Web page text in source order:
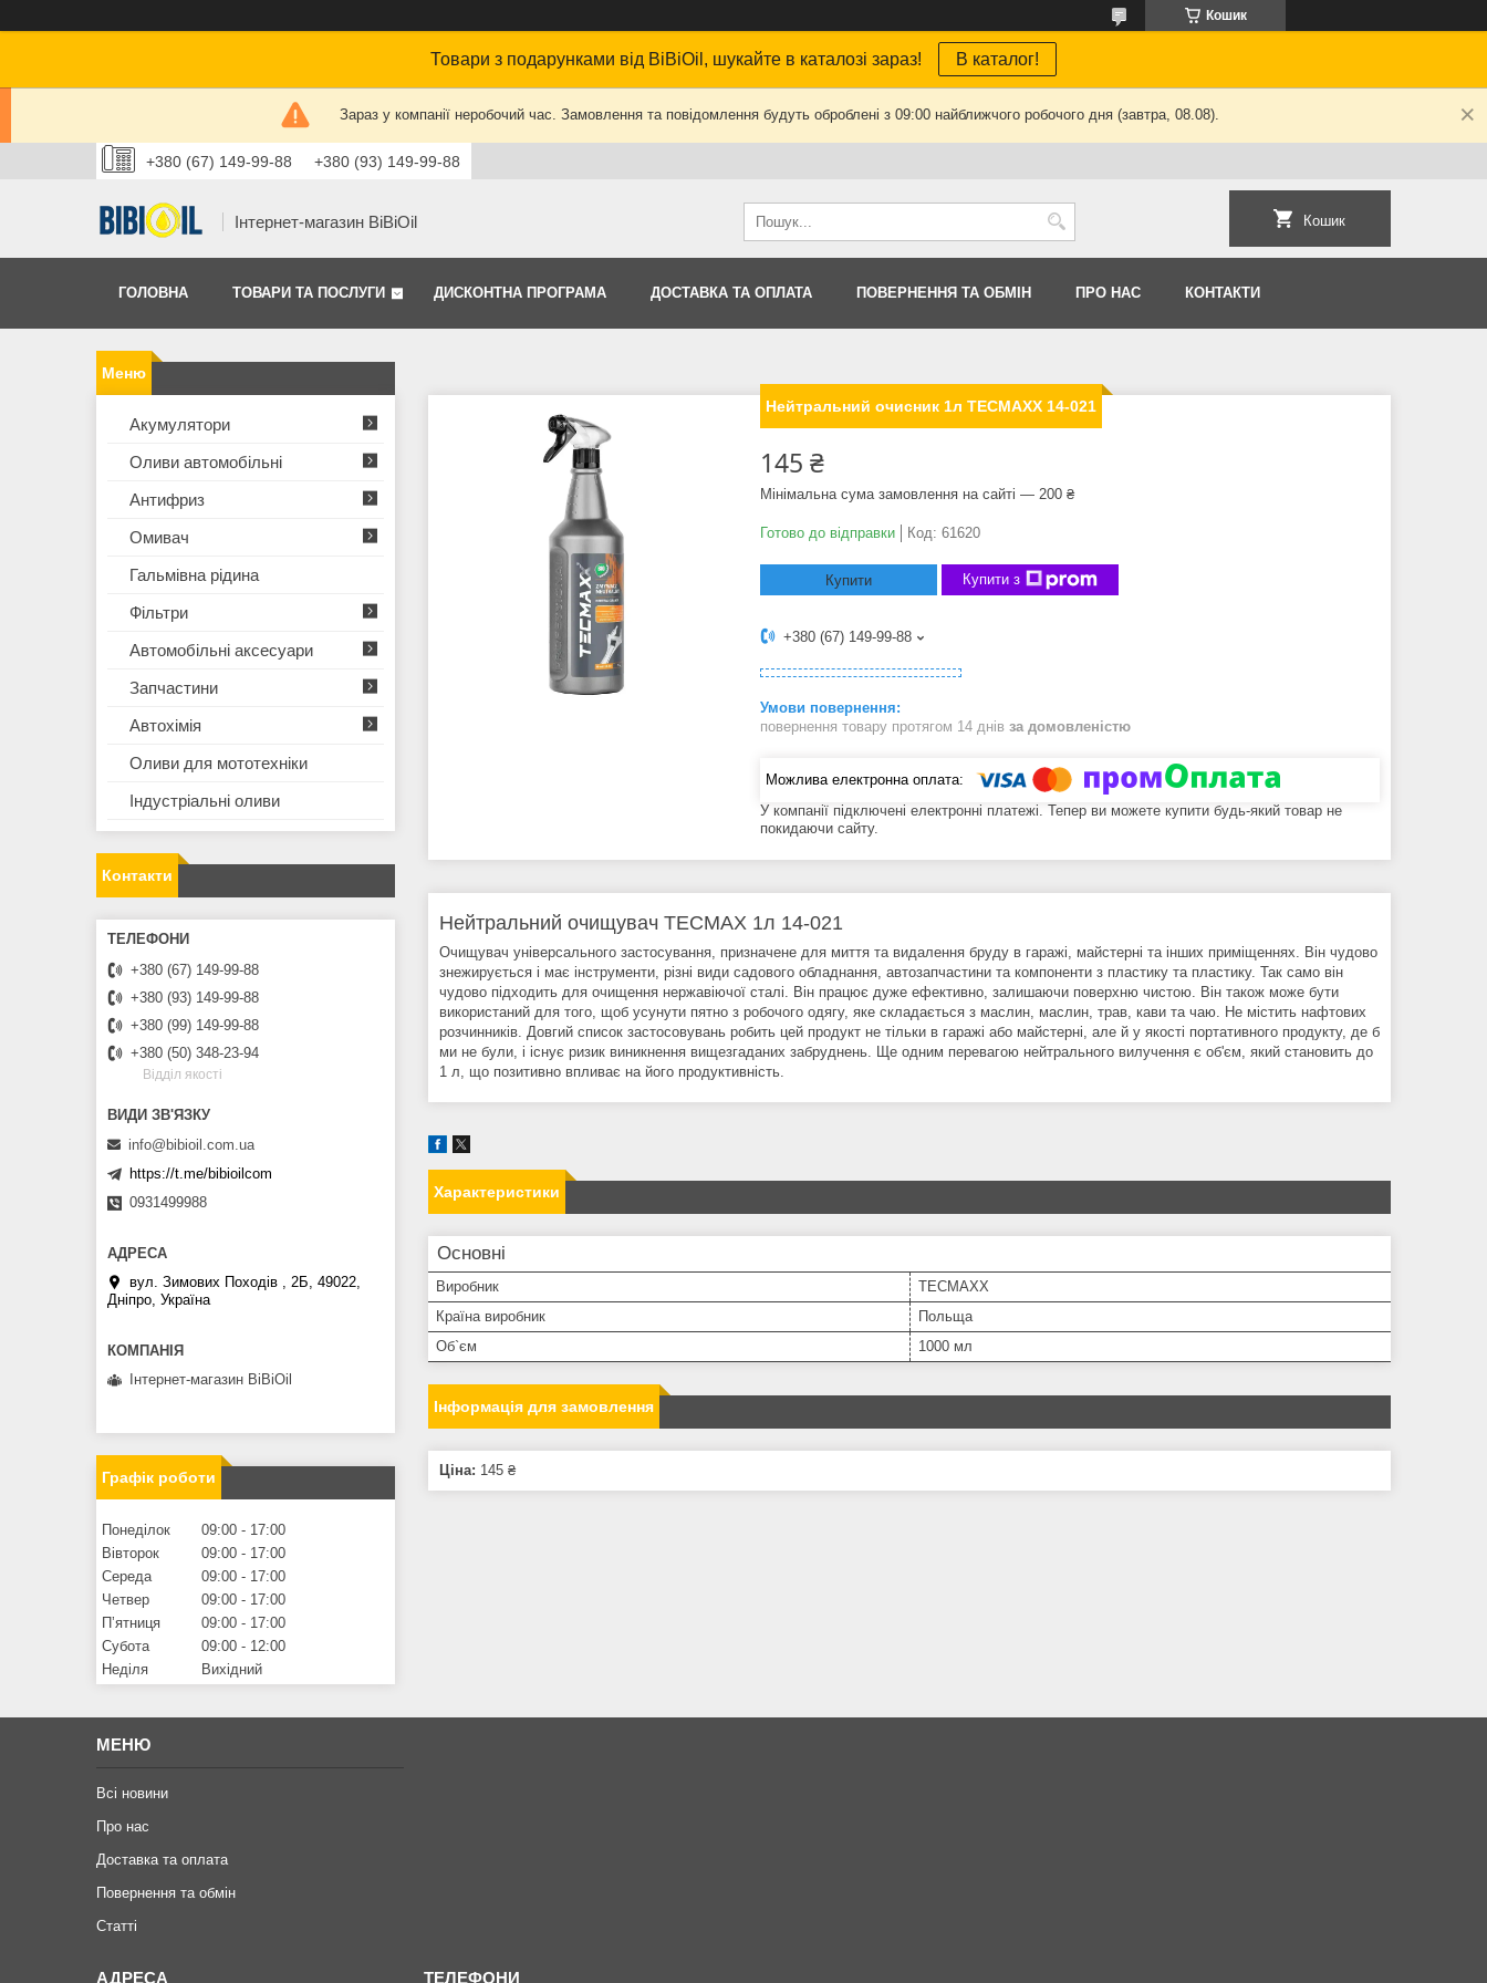
Кошик
Товари з подарунками від BiBiOil, шукайте в каталозі зараз! В каталог!
Зараз у компанії неробочий час. Замовлення та повідомлення будуть оброблені з 09:00 найближчого робочого дня (завтра, 08.08).
+380 (67) 149-99-88 +380 (93) 149-99-88
Інтернет-магазин BiBiOil Кошик
ГОЛОВНА ТОВАРИ ТА ПОСЛУГИ ДИСКОНТНА ПРОГРАМА ДОСТАВКА ТА ОПЛАТА ПОВЕРНЕННЯ ТА ОБМIН ПРО НАС КОНТАКТИ
Нейтральний очисник 1л TECMAXX 14-021
145 ₴
Мінімальна сума замовлення на сайті — 200 ₴
Готово до відправки Код: 61620
Купити Купити з
+380 (67) 149-99-88
повернення товару протягом 14 днів за домовленістю
У компанії підключені електронні платежі. Тепер ви можете купити будь-який товар не
покидаючи сайту.
Нейтральний очищувач TECMAX 1л 14-021
Очищувач універсального застосування, призначене для миття та видалення бруду в гаражі, майстерні та інших приміщеннях. Він чудово
знежирується і має інструменти, різні види садового обладнання, автозапчастини та компоненти з пластику та пластику. Так само він
чудово підходить для очищення нержавіючої сталі. Він працює дуже ефективно, залишаючи поверхню чистою. Він також може бути
використаний для того, щоб усунути пятно з робочого одягу, яке складається з маслин, маслин, трав, кави та чаю. Не містить нафтових
розчинників. Довгий список застосовувань робить цей продукт не тільки в гаражі або майстерні, але й у якості портативного продукту, де б
ми не були, і існує ризик виникнення вищезгаданих забруднень. Ще одним перевагою нейтрального вилучення є об'єм, який становить до
1 л, що позитивно впливає на його продуктивність.
Характеристики
Основні
Виробник
TECMAXX
Країна виробник
Польща
Об`єм
1000 мл
Інформація для замовлення
Ціна: 145 ₴
Акумулятори
Оливи автомобільні
Антифриз
Омивач
Гальмівна рідина
Фільтри
Автомобільні аксесуари
Запчастини
Автохімія
Оливи для мототехнiки
Iндустрiальнi оливи
Контакти
+380 (67) 149-99-88
+380 (93) 149-99-88
+380 (99) 149-99-88
+380 (50) 348-23-94
Вiддiл якостi
info@bibioil.com.ua
https://t.me/bibioilcom
0931499988
вул. Зимових Походiв , 2Б, 49022,
Дніпро, Україна
Інтернет-магазин BiBiOil
Графік роботи
Понеділок 09:00
17:00
Вівторок
09:00
17:00
Середа
09:00
17:00
Четвер
09:00
17:00
Пʼятниця
09:00
17:00
Субота
09:00
12:00
Неділя
Вихідний
МЕНЮ
Всі новини
Про нас
Доставка та оплата
Повернення та обмiн
Статтi